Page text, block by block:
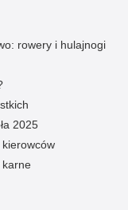
rowery i hulajnogi
2025
karne